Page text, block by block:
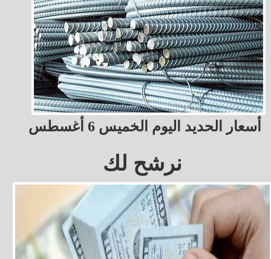
أسعار الحديد اليوم الخميس 6 أغسطس
نرشح لك